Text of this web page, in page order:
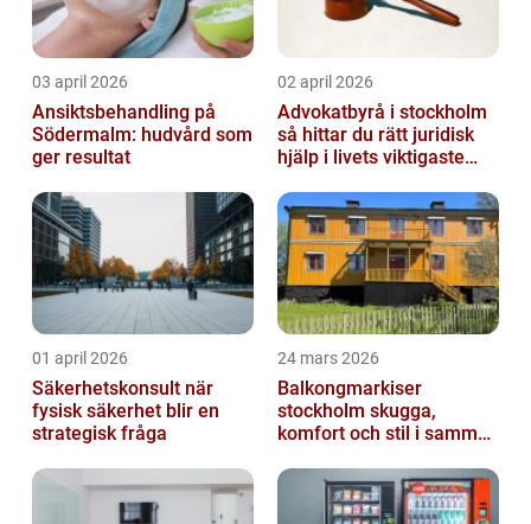
03 april 2026
Ansiktsbehandling på
Södermalm: hudvård som
ger resultat
02 april 2026
Advokatbyrå i stockholm
så hittar du rätt juridisk
hjälp i livets viktigaste
01 april 2026
Säkerhetskonsult när
fysisk säkerhet blir en
strategisk fråga
24 mars 2026
Balkongmarkiser
stockholm skugga,
komfort och stil i samma